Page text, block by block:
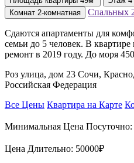
Комнат 2-комнатная Спальных
Сдаются апартаменты для
семьи до 5 человек. В
ремонт в 2019 году. До моря
Роз улица, дом 23 Сочи,
Российская Федерация
Все Цены Квартира на Карте
Минимальная Цена Посуточно:
Цена Длительно: 50000₽